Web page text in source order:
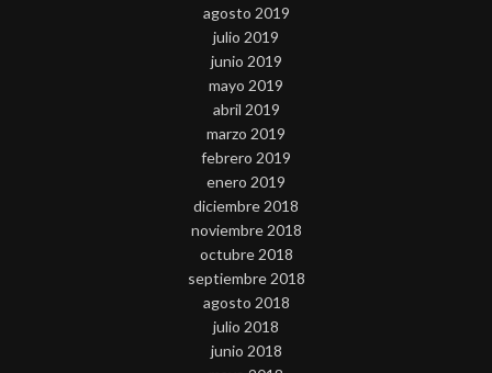
agosto 2019
julio 2019
junio 2019
mayo 2019
abril 2019
marzo 2019
febrero 2019
enero 2019
diciembre 2018
noviembre 2018
octubre 2018
septiembre 2018
agosto 2018
julio 2018
junio 2018